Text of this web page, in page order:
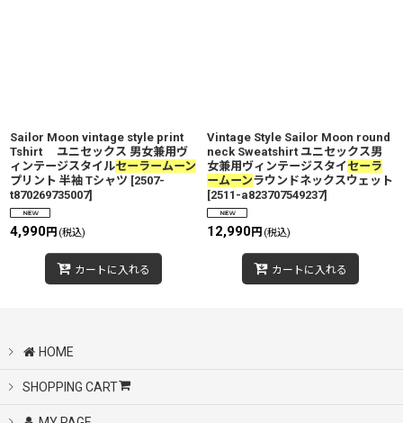
Sailor Moon vintage style print
Tshirt ユニセックス 男女兼用ヴ
ィンテージスタイルセーラームーン
プリント 半袖 Tシャツ [2507-
t870269735007]
4,990円 (税込)
カートに入れる
Vintage Style Sailor Moon round
neck Sweatshirt ユニセックス男
女兼用ヴィンテージスタイセーラ
ームーンラウンドネックスウェット
[2511-a823707549237]
12,990円 (税込)
カートに入れる
HOME
SHOPPING CART